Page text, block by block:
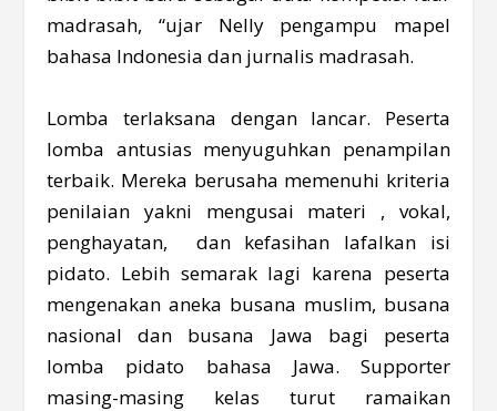
madrasah, “ujar Nelly pengampu mapel
bahasa Indonesia dan jurnalis madrasah.
Lomba terlaksana dengan lancar. Peserta
lomba antusias menyuguhkan penampilan
terbaik. Mereka berusaha memenuhi kriteria
penilaian yakni mengusai materi , vokal,
penghayatan, dan kefasihan lafalkan isi
pidato. Lebih semarak lagi karena peserta
mengenakan aneka busana muslim, busana
nasional dan busana Jawa bagi peserta
lomba pidato bahasa Jawa. Supporter
masing-masing kelas turut ramaikan